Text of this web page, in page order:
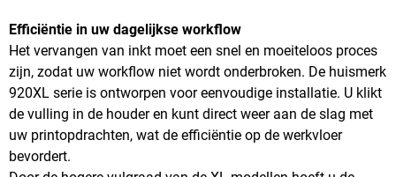
Efficiëntie in uw dagelijkse workflow
Het vervangen van inkt moet een snel en moeiteloos proces
zijn, zodat uw workflow niet wordt onderbroken. De huismerk
920XL serie is ontworpen voor eenvoudige installatie. U klikt
de vulling in de houder en kunt direct weer aan de slag met
uw printopdrachten, wat de efficiëntie op de werkvloer
bevordert.